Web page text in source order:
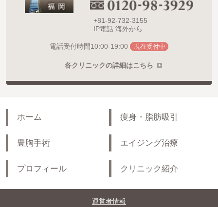
+81-92-732-3155
IP電話 海外から
電話受付時間10:00-19:00 現在受付中
各クリニックの詳細はこちら
ホーム 痩身・脂肪吸引
豊胸手術 エイジング治療
プロフィール クリニック紹介
運営者情報